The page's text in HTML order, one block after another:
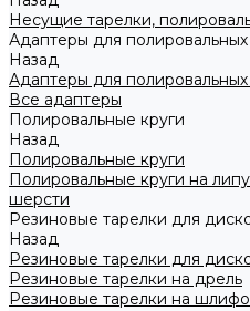
Несущие тарелки,
Адаптеры для полировальных
Назад
Адаптеры для полировальных
Все адаптеры
Полировальные круги
Назад
Полировальные круги
Полировальные круги на
шерсти
Резиновые тарелки для
Назад
Резиновые тарелки для
Резиновые тарелки на дрель
Резиновые тарелки на